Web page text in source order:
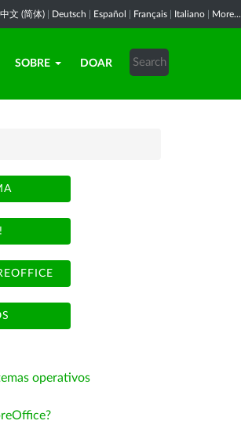
中文 (简体) Deutsch Español Français Italiano More...
SOBRE DOAR
operativos